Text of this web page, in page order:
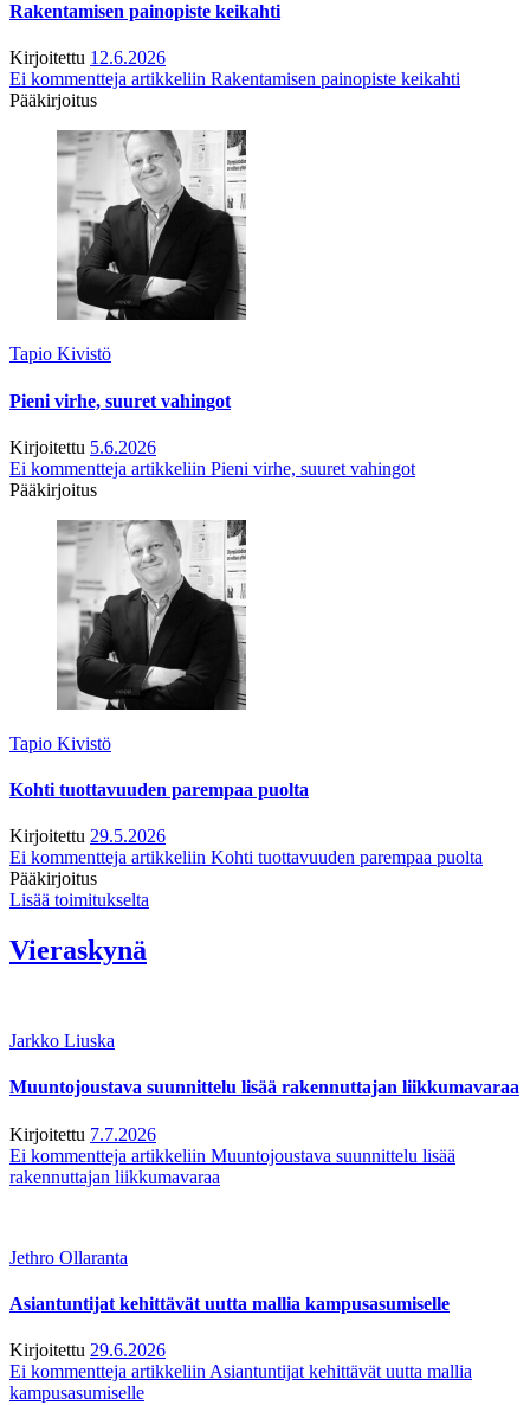
Rakentamisen painopiste keikahti
Kirjoitettu 12.6.2026
Ei kommentteja artikkeliin Rakentamisen painopiste keikahti
Pääkirjoitus
Tapio Kivistö
Pieni virhe, suuret vahingot
Kirjoitettu 5.6.2026
Ei kommentteja artikkeliin Pieni virhe, suuret vahingot
Pääkirjoitus
Tapio Kivistö
Kohti tuottavuuden parempaa puolta
Kirjoitettu 29.5.2026
Ei kommentteja artikkeliin Kohti tuottavuuden parempaa puolta
Pääkirjoitus
Lisää toimitukselta
Vieraskynä
Jarkko Liuska
Muuntojoustava suunnittelu lisää rakennuttajan liikkumavaraa
Kirjoitettu 7.7.2026
Ei kommentteja artikkeliin Muuntojoustava suunnittelu lisää
rakennuttajan liikkumavaraa
Jethro Ollaranta
Asiantuntijat kehittävät uutta mallia kampusasumiselle
Kirjoitettu 29.6.2026
Ei kommentteja artikkeliin Asiantuntijat kehittävät uutta mallia
kampusasumiselle